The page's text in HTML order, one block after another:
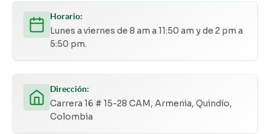
Horario:
Lunes a viernes de 8 am a 11:50 am y de 2 pm a
5:50 pm.
Dirección:
Carrera 16 # 15-28 CAM, Armenia, Quindío,
Colombia